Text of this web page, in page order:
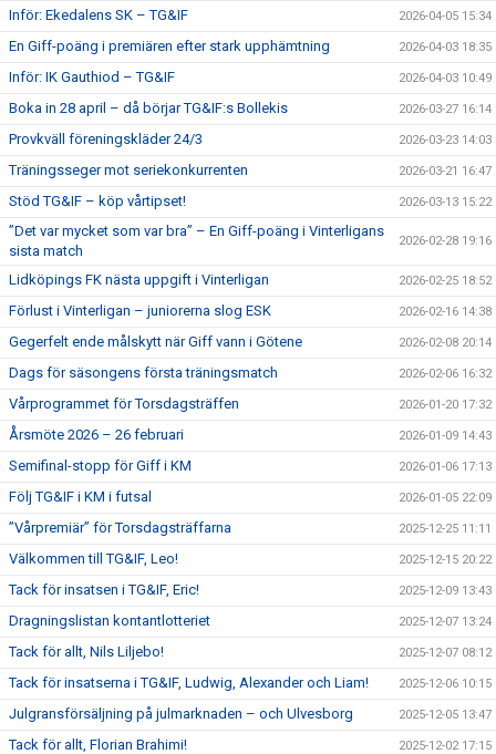
Inför: Ekedalens SK – TG&IF 2026-04-05 15:34
En Giff-poäng i premiären efter stark upphämtning 2026-04-03 18:35
Inför: IK Gauthiod – TG&IF 2026-04-03 10:49
Boka in 28 april – då börjar TG&IF:s Bollekis 2026-03-27 16:14
Provkväll föreningskläder 24/3 2026-03-23 14:03
Träningsseger mot seriekonkurrenten 2026-03-21 16:47
Stöd TG&IF – köp vårtipset! 2026-03-13 15:22
”Det var mycket som var bra” – En Giff-poäng i Vinterligans
sista match
2026-02-28 19:16
Lidköpings FK nästa uppgift i Vinterligan 2026-02-25 18:52
Förlust i Vinterligan – juniorerna slog ESK 2026-02-16 14:38
Gegerfelt ende målskytt när Giff vann i Götene 2026-02-08 20:14
Dags för säsongens första träningsmatch 2026-02-06 16:32
Vårprogrammet för Torsdagsträffen 2026-01-20 17:32
Årsmöte 2026 – 26 februari 2026-01-09 14:43
Semifinal-stopp för Giff i KM 2026-01-06 17:13
Följ TG&IF i KM i futsal 2026-01-05 22:09
”Vårpremiär” för Torsdagsträffarna 2025-12-25 11:11
Välkommen till TG&IF, Leo! 2025-12-15 20:22
Tack för insatsen i TG&IF, Eric! 2025-12-09 13:43
Dragningslistan kontantlotteriet 2025-12-07 13:24
Tack för allt, Nils Liljebo! 2025-12-07 08:12
Tack för insatserna i TG&IF, Ludwig, Alexander och Liam! 2025-12-06 10:15
Julgransförsäljning på julmarknaden – och Ulvesborg 2025-12-05 13:47
Tack för allt, Florian Brahimi! 2025-12-02 17:15